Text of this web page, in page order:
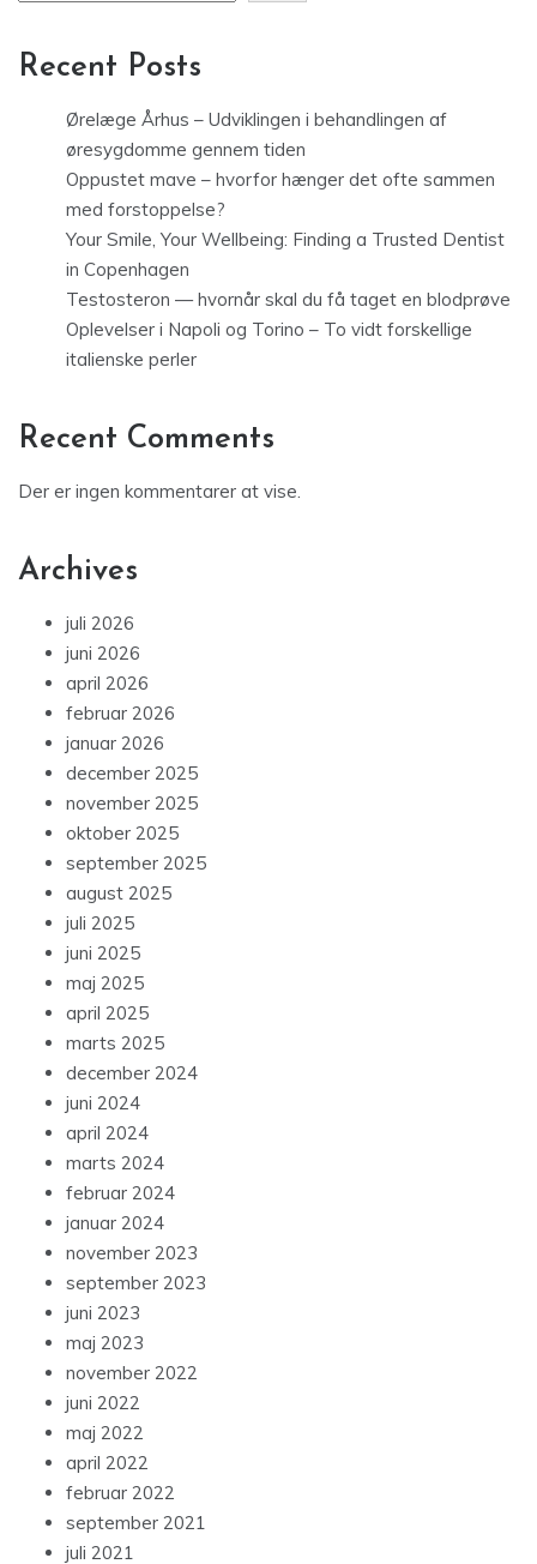
Recent Posts
Ørelæge Århus – Udviklingen i behandlingen af
øresygdomme gennem tiden
Oppustet mave – hvorfor hænger det ofte sammen
med forstoppelse?
Your Smile, Your Wellbeing: Finding a Trusted Dentist
in Copenhagen
Testosteron — hvornår skal du få taget en blodprøve
Oplevelser i Napoli og Torino – To vidt forskellige
italienske perler
Recent Comments
Der er ingen kommentarer at vise.
Archives
juli 2026
juni 2026
april 2026
februar 2026
januar 2026
december 2025
november 2025
oktober 2025
september 2025
august 2025
juli 2025
juni 2025
maj 2025
april 2025
marts 2025
december 2024
juni 2024
april 2024
marts 2024
februar 2024
januar 2024
november 2023
september 2023
juni 2023
maj 2023
november 2022
juni 2022
maj 2022
april 2022
februar 2022
september 2021
juli 2021